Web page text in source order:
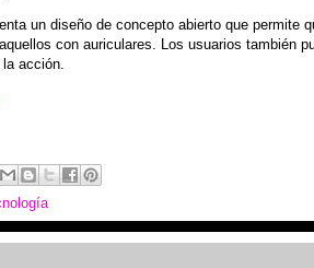
un diseño de concepto abierto que permite
con auriculares. Los usuarios también
acción.